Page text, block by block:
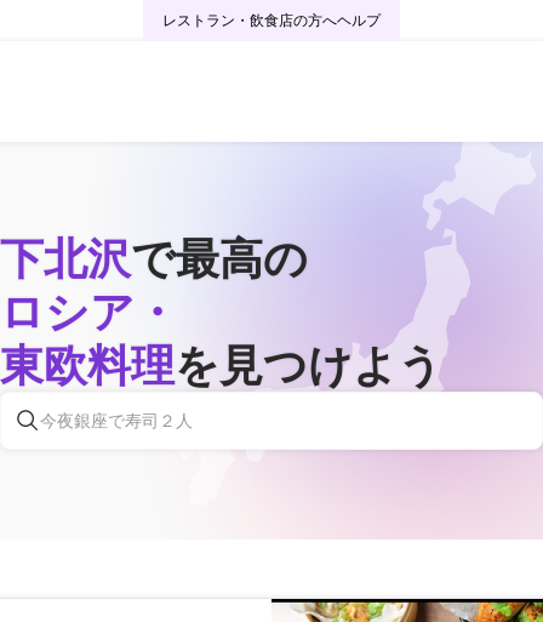
レストラン・飲食店の方へヘルプ
下北沢で最高の
ロシア・
東欧料理を見つけよう